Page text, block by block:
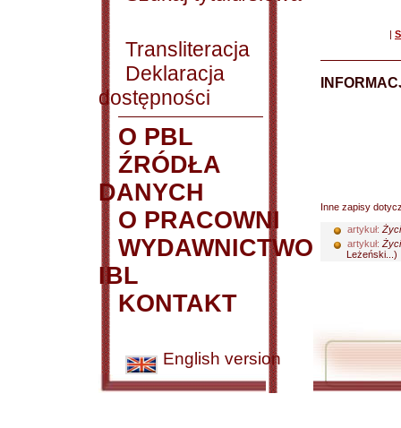
Transliteracja
Deklaracja
dostępności
O PBL
ŹRÓDŁA
DANYCH
O PRACOWNI
WYDAWNICTWO
IBL
KONTAKT
English version
|
Inne zapisy
artykuł:
artykuł:
Leżeński...)